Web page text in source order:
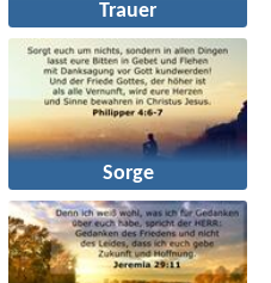
Trauer
Sorge